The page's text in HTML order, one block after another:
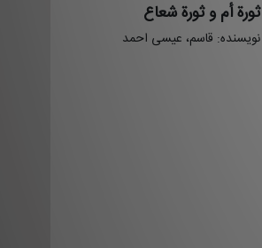
ثورة أم و ثورة شعاع
نویسنده: قاسم، عیسی احمد